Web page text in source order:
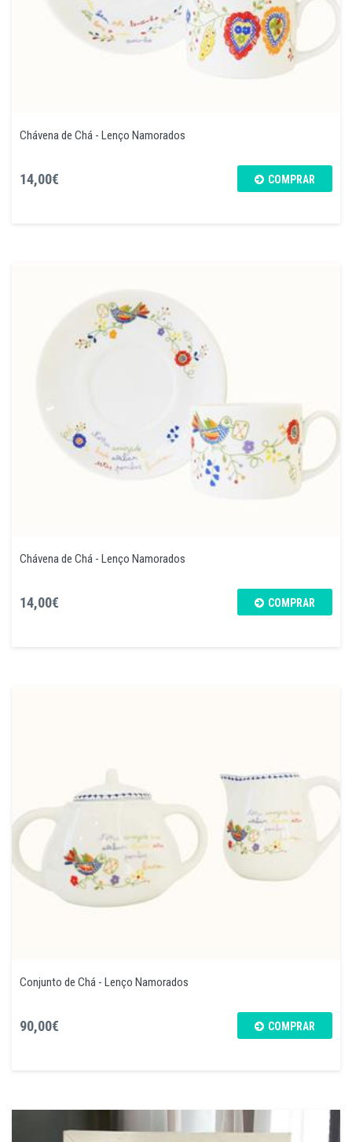
Chávena de Chá - Lenço Namorados
14,00€ COMPRAR
Chávena de Chá - Lenço Namorados
14,00€ COMPRAR
Conjunto de Chá - Lenço Namorados
90,00€ COMPRAR